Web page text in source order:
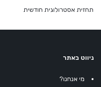
תחזית אסטרולוגית חודשית
ניווט באתר
מי אנחנו?